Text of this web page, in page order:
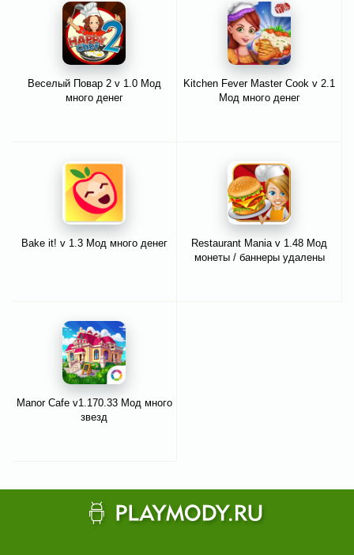
Веселый Повар 2 v 1.0 Мод
много денег
Kitchen Fever Master Cook v 2.1
Мод много денег
Bake it! v 1.3 Мод много денег
Restaurant Mania v 1.48 Мод
монеты / баннеры удалены
Manor Cafe v1.170.33 Мод много
звезд